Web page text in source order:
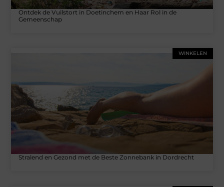
Ontdek de Vuilstort in Doetinchem en Haar Rol in de
Gemeenschap
WINKELEN
Stralend en Gezond met de Beste Zonnebank in Dordrecht